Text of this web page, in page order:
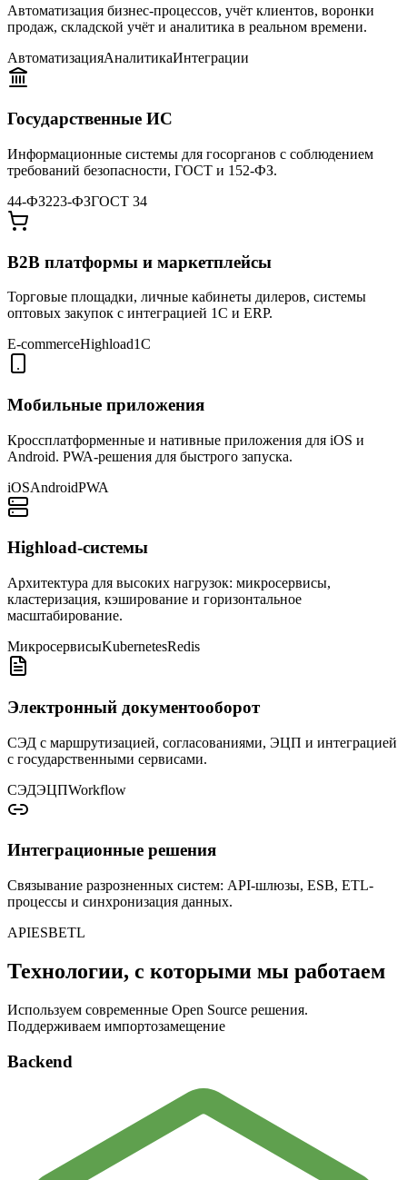
Автоматизация бизнес-процессов, учёт клиентов, воронки
продаж, складской учёт и аналитика в реальном времени.
АвтоматизацияАналитикаИнтеграции
Государственные ИС
Информационные системы для госорганов с соблюдением
требований безопасности, ГОСТ и 152-ФЗ.
44-ФЗ223-ФЗГОСТ 34
B2B платформы и маркетплейсы
Торговые площадки, личные кабинеты дилеров, системы
оптовых закупок с интеграцией 1С и ERP.
E-commerceHighload1С
Мобильные приложения
Кроссплатформенные и нативные приложения для iOS и
Android. PWA-решения для быстрого запуска.
iOSAndroidPWA
Highload-системы
Архитектура для высоких нагрузок: микросервисы,
кластеризация, кэширование и горизонтальное
масштабирование.
МикросервисыKubernetesRedis
Электронный документооборот
СЭД с маршрутизацией, согласованиями, ЭЦП и интеграцией
с государственными сервисами.
СЭДЭЦПWorkflow
Интеграционные решения
Связывание разрозненных систем: API-шлюзы, ESB, ETL-
процессы и синхронизация данных.
APIESBETL
Технологии, с которыми мы работаем
Используем современные Open Source решения.
Поддерживаем импортозамещение
Backend